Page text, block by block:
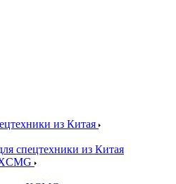
из Китая
спецтехники из Китая